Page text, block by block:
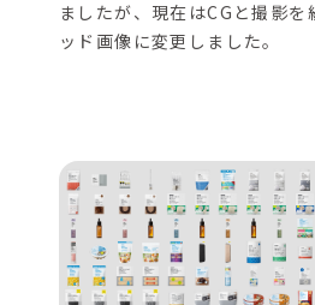
ましたが、現在はCGと撮影を
ッド画像に変更しました。